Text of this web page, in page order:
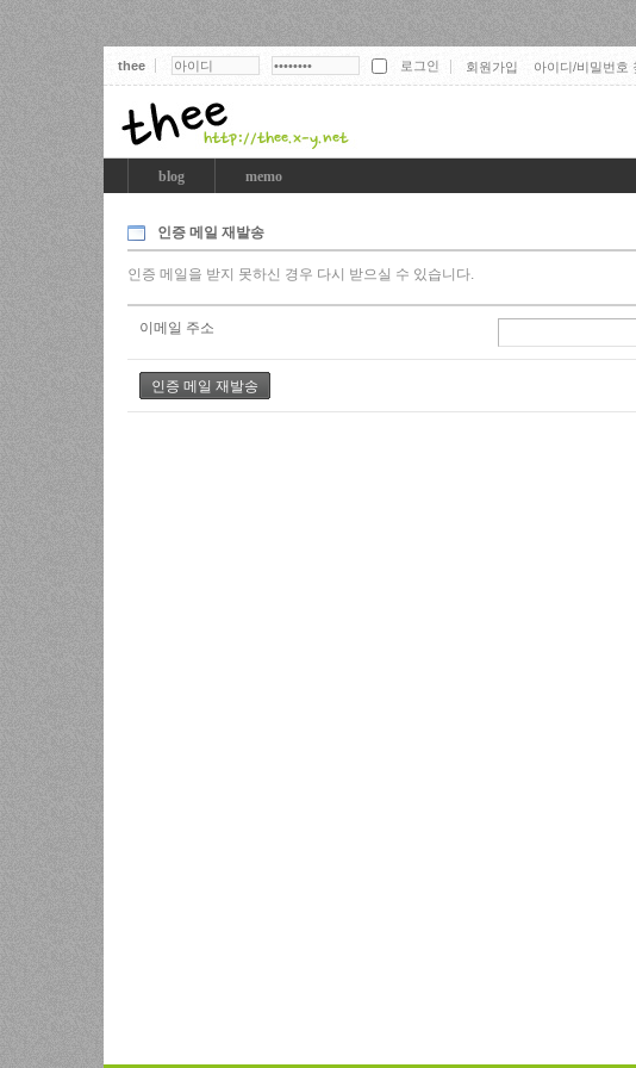
thee 회원가입 아이디/비밀번호
blog memo
인증 메일 재발송
인증 메일을 받지 못하신 경우 다시 받으실 수 있습니다.
이메일 주소